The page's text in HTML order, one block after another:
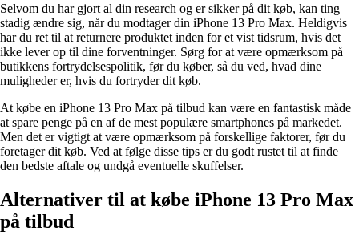
Selvom du har gjort al din research og er sikker på dit køb, kan ting
stadig ændre sig, når du modtager din iPhone 13 Pro Max. Heldigvis
har du ret til at returnere produktet inden for et vist tidsrum, hvis det
ikke lever op til dine forventninger. Sørg for at være opmærksom på
butikkens fortrydelsespolitik, før du køber, så du ved, hvad dine
muligheder er, hvis du fortryder dit køb.
At købe en iPhone 13 Pro Max på tilbud kan være en fantastisk måde
at spare penge på en af ​​de mest populære smartphones på markedet.
Men det er vigtigt at være opmærksom på forskellige faktorer, før du
foretager dit køb. Ved at følge disse tips er du godt rustet til at finde
den bedste aftale og undgå eventuelle skuffelser.
Alternativer til at købe iPhone 13 Pro Max
på tilbud